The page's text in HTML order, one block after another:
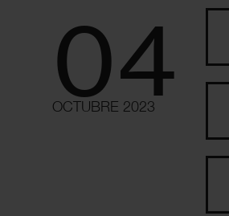
04
OCTUBRE 2023